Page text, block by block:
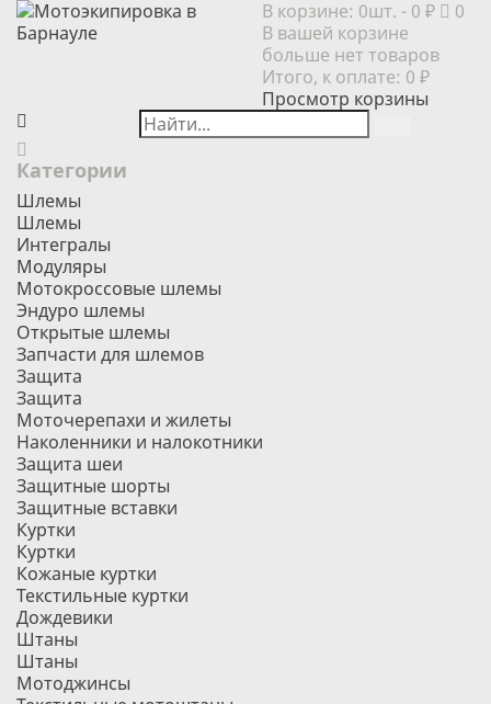
В корзине: 0шт. - 0 ₽
0
В вашей корзине
больше нет товаров
Итого, к оплате: 0 ₽
Просмотр корзины
Категории
Шлемы
Шлемы
Интегралы
Модуляры
Мотокроссовые шлемы
Эндуро шлемы
Открытые шлемы
Запчасти для шлемов
Защита
Защита
Моточерепахи и жилеты
Наколенники и налокотники
Защита шеи
Защитные шорты
Защитные вставки
Куртки
Куртки
Кожаные куртки
Текстильные куртки
Дождевики
Штаны
Штаны
Мотоджинсы